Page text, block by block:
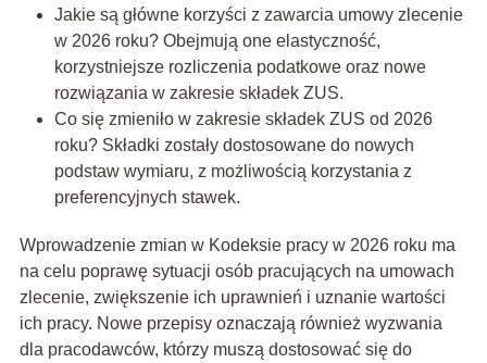
Jakie są główne korzyści z zawarcia umowy zlecenie
w 2026 roku? Obejmują one elastyczność,
korzystniejsze rozliczenia podatkowe oraz nowe
rozwiązania w zakresie składek ZUS.
Co się zmieniło w zakresie składek ZUS od 2026
roku? Składki zostały dostosowane do nowych
podstaw wymiaru, z możliwością korzystania z
preferencyjnych stawek.
Wprowadzenie zmian w Kodeksie pracy w 2026 roku ma
na celu poprawę sytuacji osób pracujących na umowach
zlecenie, zwiększenie ich uprawnień i uznanie wartości
ich pracy. Nowe przepisy oznaczają również wyzwania
dla pracodawców, którzy muszą dostosować się do